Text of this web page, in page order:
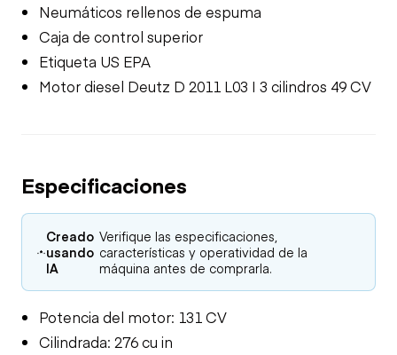
Neumáticos rellenos de espuma
Caja de control superior
Etiqueta US EPA
Motor diesel Deutz D 2011 L03 I 3 cilindros 49 CV
Especificaciones
Creado
usando
IA
Verifique las especificaciones,
características y operatividad de la
máquina antes de comprarla.
Potencia del motor: 131 CV
Cilindrada: 276 cu in